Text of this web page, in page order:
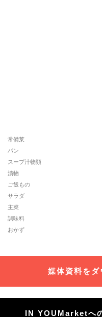
常備菜
パン
スープ汁物類
漬物
ご飯もの
サラダ
主菜
調味料
おかず
媒体資料をダ
IN YOUMarketへ